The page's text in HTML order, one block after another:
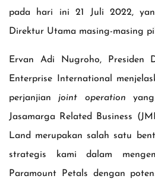
pada hari ini 21 Juli 2022,
Direktur Utama masing-masing
Ervan Adi Nugroho, Presiden
Enterprise International
perjanjian joint operation
Jasamarga Related Business
Land merupakan salah satu
strategis kami dalam
Paramount Petals dengan